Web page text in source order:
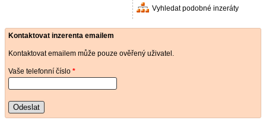
Vyhledat podobné inzeráty
Kontaktovat inzerenta emailem
Kontaktovat emailem může pouze ověřený uživatel.
Vaše telefonní číslo *
Odeslat